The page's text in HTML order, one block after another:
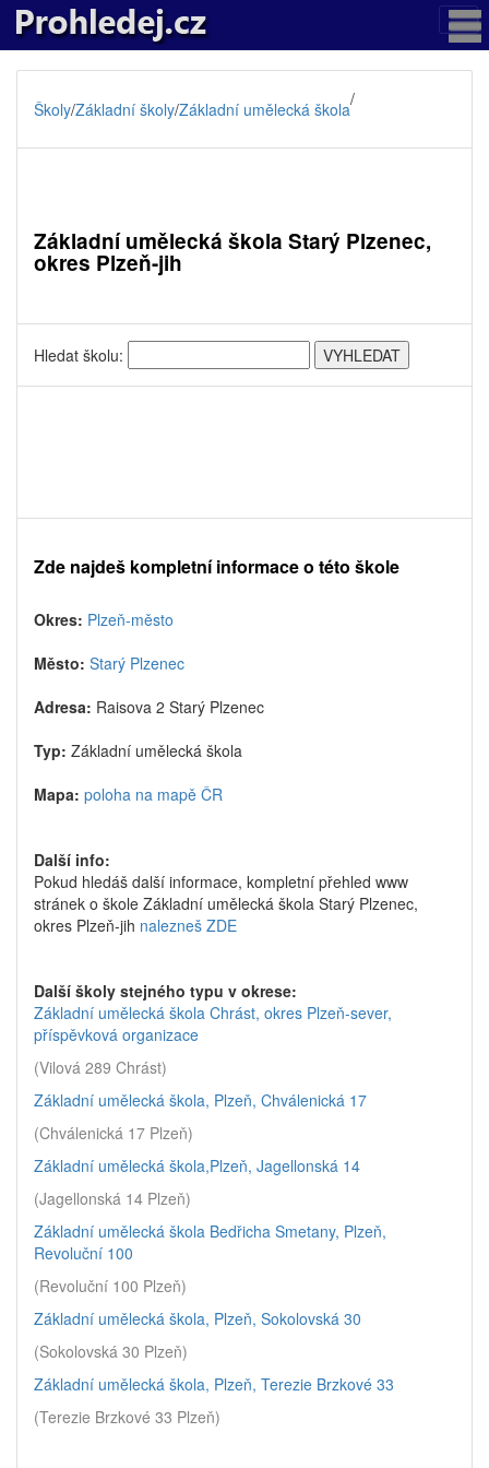
Školy/Základní školy/Základní umělecká škola/
Základní umělecká škola Starý Plzenec,
okres Plzeň-jih
Hledat školu:
Zde najdeš kompletní informace o této škole
Okres: Plzeň-město
Město: Starý Plzenec
Adresa: Raisova 2 Starý Plzenec
Typ: Základní umělecká škola
Mapa: poloha na mapě ČR
Další info:
Pokud hledáš další informace, kompletní přehled www
stránek o škole Základní umělecká škola Starý Plzenec,
okres Plzeň-jih nalezneš ZDE
Další školy stejného typu v okrese:
Základní umělecká škola Chrást, okres Plzeň-sever,
příspěvková organizace
(Vilová 289 Chrást)
Základní umělecká škola, Plzeň, Chválenická 17
(Chválenická 17 Plzeň)
Základní umělecká škola,Plzeň, Jagellonská 14
(Jagellonská 14 Plzeň)
Základní umělecká škola Bedřicha Smetany, Plzeň,
Revoluční 100
(Revoluční 100 Plzeň)
Základní umělecká škola, Plzeň, Sokolovská 30
(Sokolovská 30 Plzeň)
Základní umělecká škola, Plzeň, Terezie Brzkové 33
(Terezie Brzkové 33 Plzeň)